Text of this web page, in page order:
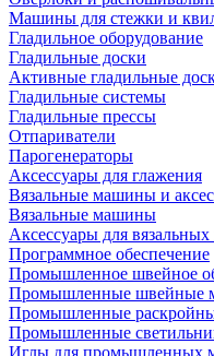
Машины для стежки и
Гладильное оборудование
Гладильные доски
Активные гладильные
Гладильные системы
Гладильные прессы
Отпариватели
Парогенераторы
Аксессуары для глажения
Вязальные машины и
Вязальные машины
Аксессуары для
Программное обеспечение
Промышленное швейное
Промышленные швейные
Промышленные
Промышленные
Иглы для промышленных